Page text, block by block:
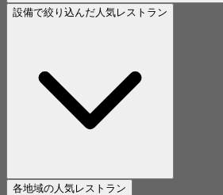
設備で絞り込んだ人気レストラン
各地域の人気レストラン